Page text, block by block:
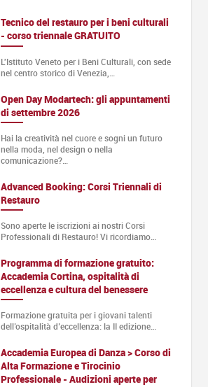
Tecnico del restauro per i beni culturali
- corso triennale GRATUITO
L'Istituto Veneto per i Beni Culturali, con sede
nel centro storico di Venezia,…
Open Day Modartech: gli appuntamenti
di settembre 2026
Hai la creatività nel cuore e sogni un futuro
nella moda, nel design o nella
comunicazione?…
Advanced Booking: Corsi Triennali di
Restauro
Sono aperte le iscrizioni ai nostri Corsi
Professionali di Restauro! Vi ricordiamo…
Programma di formazione gratuito:
Accademia Cortina, ospitalità di
eccellenza e cultura del benessere
Formazione gratuita per i giovani talenti
dell’ospitalità d’eccellenza: la II edizione…
Accademia Europea di Danza > Corso di
Alta Formazione e Tirocinio
Professionale - Audizioni aperte per